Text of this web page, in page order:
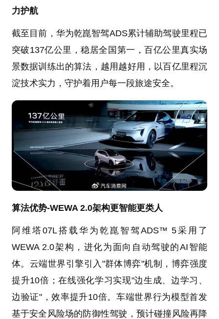
力护航
截至目前，华为乾崑智驾ADS累计辅助驾驶里程已
突破137亿公里，稳居全国第一，百亿公里真实场
景数据训练出的算法，越用越好用，以百亿里程沉
淀技术实力，守护着用户每一段旅途安全。
算法优势-WEWA 2.0架构更智能更类人
阿维塔07L搭载华为乾崑智驾ADS™ 5采用了
WEWA 2.0架构，进化为面向自动驾驶的AI智能
体。云端世界引擎引入"群体博弈"机制，博弈强度
提升10倍；在线强化学习实现"边生成、边学习、
边验证"，效率提升10倍。车端世界行为模型首发
基于安全风险场的防御性驾驶，预计碰撞风险再降